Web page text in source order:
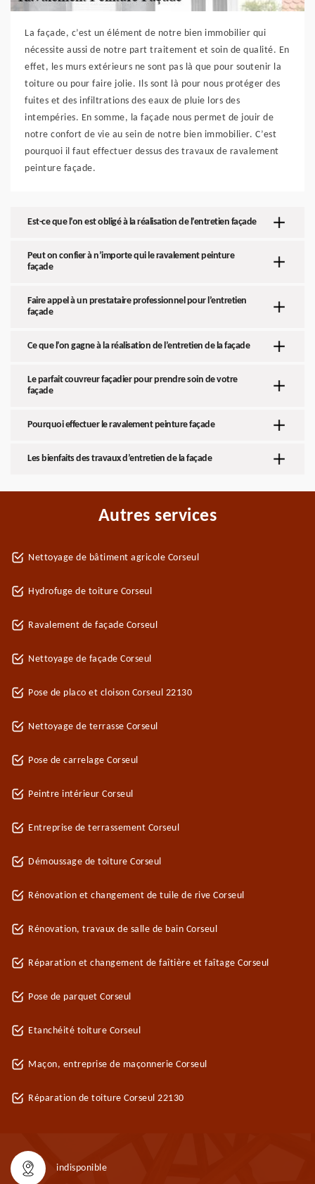
La façade, c’est un élément de notre bien immobilier qui
nécessite aussi de notre part traitement et soin de qualité. En
effet, les murs extérieurs ne sont pas là que pour soutenir la
toiture ou pour faire jolie. Ils sont là pour nous protéger des
fuites et des infiltrations des eaux de pluie lors des
intempéries. En somme, la façade nous permet de jouir de
notre confort de vie au sein de notre bien immobilier. C’est
pourquoi il faut effectuer dessus des travaux de ravalement
peinture façade.
Est-ce que l’on est obligé à la réalisation de l’entretien façade
Peut on confier à n’importe qui le ravalement peinture
façade
Faire appel à un prestataire professionnel pour l’entretien
façade
Ce que l’on gagne à la réalisation de l’entretien de la façade
Le parfait couvreur façadier pour prendre soin de votre
façade
Pourquoi effectuer le ravalement peinture façade
Les bienfaits des travaux d’entretien de la façade
Autres services
Nettoyage de bâtiment agricole Corseul
Hydrofuge de toiture Corseul
Ravalement de façade Corseul
Nettoyage de façade Corseul
Pose de placo et cloison Corseul 22130
Nettoyage de terrasse Corseul
Pose de carrelage Corseul
Peintre intérieur Corseul
Entreprise de terrassement Corseul
Démoussage de toiture Corseul
Rénovation et changement de tuile de rive Corseul
Rénovation, travaux de salle de bain Corseul
Réparation et changement de faîtière et faîtage Corseul
Pose de parquet Corseul
Etanchéité toiture Corseul
Maçon, entreprise de maçonnerie Corseul
Réparation de toiture Corseul 22130
indisponible